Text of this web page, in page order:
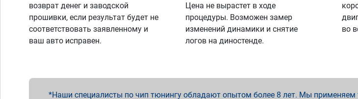
возврат денег и заводской
прошивки, если результат будет не
соответствовать заявленному и
ваш авто исправен.
Цена не вырастет в ходе
процедуры. Возможен замер
изменений динамики и снятие
логов на диностенде.
во
Наши специалисты по чип тюнингу обладают опытом более 8 лет. Мы применяем